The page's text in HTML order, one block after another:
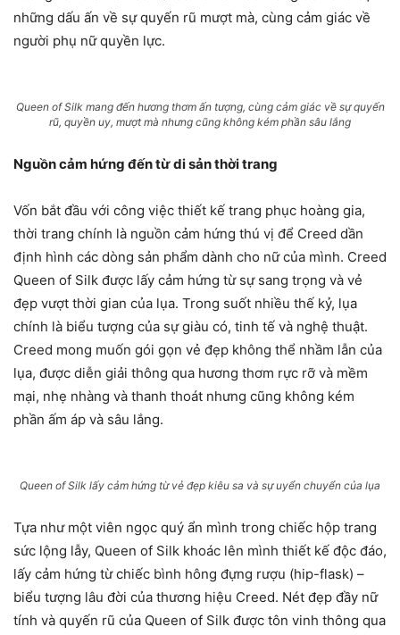
những dấu ấn về sự quyến rũ mượt mà, cùng cảm giác về
người phụ nữ quyền lực.
Queen of Silk mang đến hương thơm ấn tượng, cùng cảm giác về sự quyến
rũ, quyền uy, mượt mà nhưng cũng không kém phần sâu lắng
Nguồn cảm hứng đến từ di sản thời trang
Vốn bắt đầu với công việc thiết kế trang phục hoàng gia,
thời trang chính là nguồn cảm hứng thú vị để Creed dần
định hình các dòng sản phẩm dành cho nữ của mình. Creed
Queen of Silk được lấy cảm hứng từ sự sang trọng và vẻ
đẹp vượt thời gian của lụa. Trong suốt nhiều thế kỷ, lụa
chính là biểu tượng của sự giàu có, tinh tế và nghệ thuật.
Creed mong muốn gói gọn vẻ đẹp không thể nhầm lẫn của
lụa, được diễn giải thông qua hương thơm rực rỡ và mềm
mại, nhẹ nhàng và thanh thoát nhưng cũng không kém
phần ấm áp và sâu lắng.
Queen of Silk lấy cảm hứng từ vẻ đẹp kiêu sa và sự uyển chuyển của lụa
Tựa như một viên ngọc quý ẩn mình trong chiếc hộp trang
sức lộng lẫy, Queen of Silk khoác lên mình thiết kế độc đáo,
lấy cảm hứng từ chiếc bình hông đựng rượu (hip-flask) –
biểu tượng lâu đời của thương hiệu Creed. Nét đẹp đầy nữ
tính và quyến rũ của Queen of Silk được tôn vinh thông qua